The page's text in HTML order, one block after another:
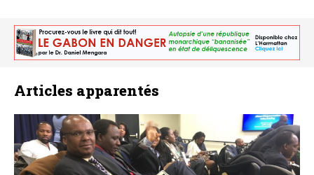
Articles apparentés